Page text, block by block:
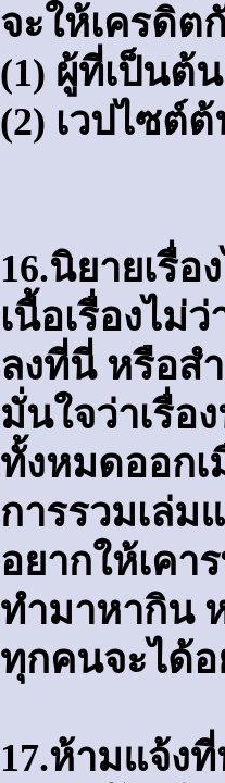
จะให้เครดิต
(1) ผู้ที่เป็นต้
(2) เวปไซต์
16.นิยายเรื่
เนื้อเรื่องไม่
ลงที่นี่ หรือส
มั่นใจว่าเรื่อ
ทั้งหมดออกเ
การรวมเล่ม
อยากให้เคา
ทำมาหากิน
ทุกคนจะได้
17.ห้ามแจ้ง